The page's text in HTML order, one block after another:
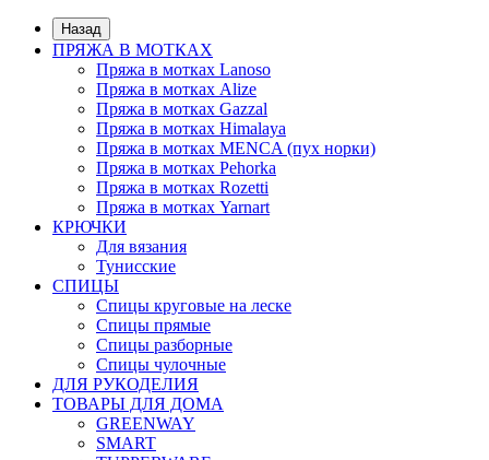
Назад
ПРЯЖА В МОТКАХ
Пряжа в мотках Lanoso
Пряжа в мотках Alize
Пряжа в мотках Gazzal
Пряжа в мотках Himalaya
Пряжа в мотках MENCA (пух норки)
Пряжа в мотках Pehorka
Пряжа в мотках Rozetti
Пряжа в мотках Yarnart
КРЮЧКИ
Для вязания
Тунисские
СПИЦЫ
Спицы круговые на леске
Спицы прямые
Спицы разборные
Спицы чулочные
ДЛЯ РУКОДЕЛИЯ
ТОВАРЫ ДЛЯ ДОМА
GREENWAY
SMART